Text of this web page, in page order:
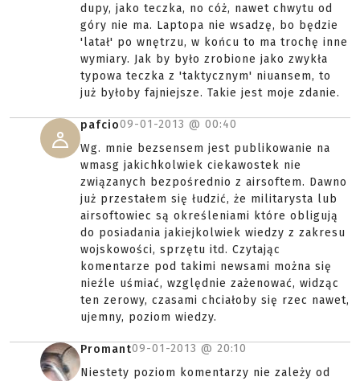
dupy, jako teczka, no cóż, nawet chwytu od
góry nie ma. Laptopa nie wsadzę, bo będzie
'latał' po wnętrzu, w końcu to ma trochę inne
wymiary. Jak by było zrobione jako zwykła
typowa teczka z 'taktycznym' niuansem, to
już byłoby fajniejsze. Takie jest moje zdanie.
pafcio09-01-2013 @ 00:40
Wg. mnie bezsensem jest publikowanie na
wmasg jakichkolwiek ciekawostek nie
związanych bezpośrednio z airsoftem. Dawno
już przestałem się łudzić, że militarysta lub
airsoftowiec są określeniami które obligują
do posiadania jakiejkolwiek wiedzy z zakresu
wojskowości, sprzętu itd. Czytając
komentarze pod takimi newsami można się
nieźle uśmiać, względnie zażenować, widząc
ten zerowy, czasami chciałoby się rzec nawet,
ujemny, poziom wiedzy.
Promant09-01-2013 @ 20:10
Niestety poziom komentarzy nie zależy od